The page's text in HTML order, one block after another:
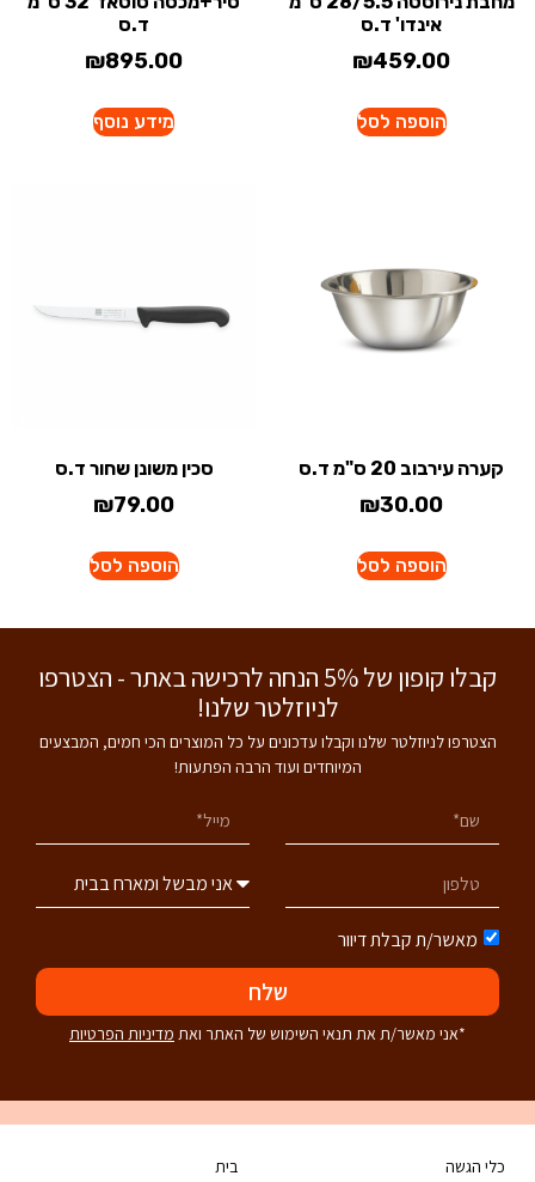
אינדו' ד.ס
₪459.00
הוספה לסל
ד.ס
₪895.00
מידע נוסף
קערה עירבוב 20 ס"מ ד.ס
₪30.00
הוספה לסל
סכין משונן שחור ד.ס
₪79.00
הוספה לסל
קבלו קופון של 5% הנחה לרכישה באתר - הצטרפו
לניוזלטר שלנו!
הצטרפו לניוזלטר שלנו וקבלו עדכונים על כל המוצרים הכי חמים, המבצעים
המיוחדים ועוד הרבה הפתעות!
מאשר/ת קבלת דיוור
שלח
*אני מאשר/ת את תנאי השימוש של האתר ואת מדיניות הפרטיות
כלי הגשה בית